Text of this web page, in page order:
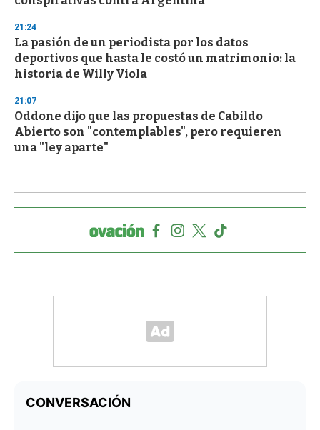
21:24
La pasión de un periodista por los datos
deportivos que hasta le costó un matrimonio: la
historia de Willy Viola
21:07
Oddone dijo que las propuestas de Cabildo
Abierto son "contemplables", pero requieren
una "ley aparte"